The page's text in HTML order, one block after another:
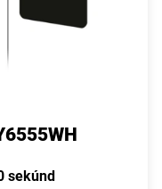
sekúnd